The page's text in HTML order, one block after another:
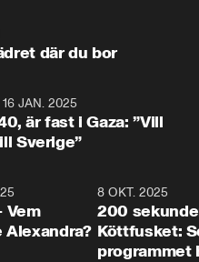
My
och
till svars.
Rohwedder ställer
statsminister Ulf
där du bor
16 JAN. 2025
är fast i Gaza: ”Vill
Sverige”
31:05
Vem
Alexandra?
8 OKT. 2025
200
Köttfusket:
programmet